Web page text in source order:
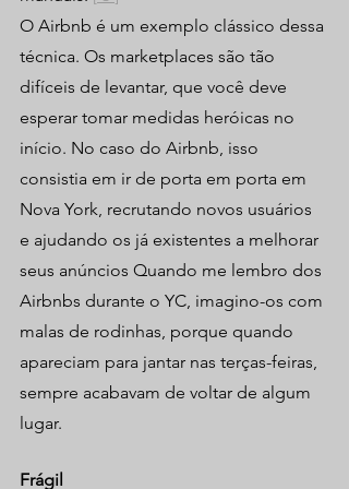
O Airbnb é um exemplo clássico dessa
técnica. Os marketplaces são tão
difíceis de levantar, que você deve
esperar tomar medidas heróicas no
início. No caso do Airbnb, isso
consistia em ir de porta em porta em
Nova York, recrutando novos usuários
e ajudando os já existentes a melhorar
seus anúncios Quando me lembro dos
Airbnbs durante o YC, imagino-os com
malas de rodinhas, porque quando
apareciam para jantar nas terças-feiras,
sempre acabavam de voltar de algum
lugar.
Frágil